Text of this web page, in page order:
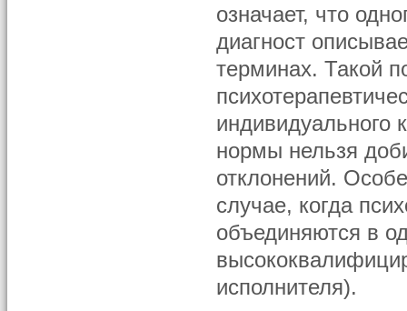
означает, что
диагност
терминах. Такой
индивидуального
нормы нельзя
отклонений.
случае, когда
объединяются в
исполнителя).